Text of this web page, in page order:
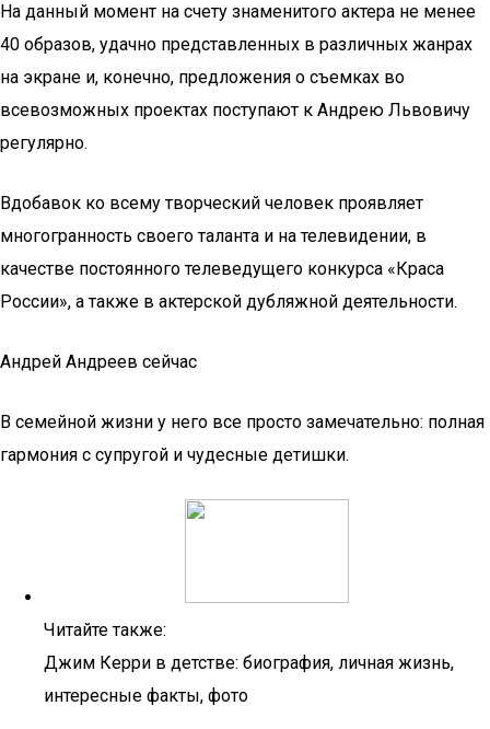
На данный момент на счету знаменитого актера не менее
40 образов, удачно представленных в различных жанрах
на экране и, конечно, предложения о съемках во
всевозможных проектах поступают к Андрею Львовичу
регулярно.
Вдобавок ко всему творческий человек проявляет
многогранность своего таланта и на телевидении, в
качестве постоянного телеведущего конкурса «Краса
России», а также в актерской дубляжной деятельности.
Андрей Андреев сейчас
В семейной жизни у него все просто замечательно: полная
гармония с супругой и чудесные детишки.
Читайте также:
Джим Керри в детстве: биография, личная жизнь,
интересные факты, фото